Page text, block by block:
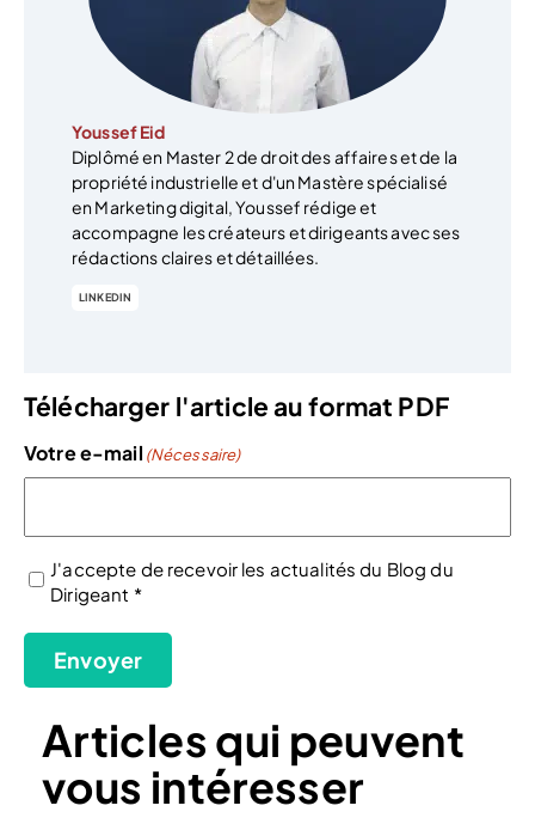
Youssef Eid
Diplômé en Master 2 de droit des affaires et de la
propriété industrielle et d'un Mastère spécialisé
en Marketing digital, Youssef rédige et
accompagne les créateurs et dirigeants avec ses
rédactions claires et détaillées.
LINKEDIN
Télécharger l'article au format PDF
Votre e-mail (Nécessaire)
(Nécessaire)
J'accepte de recevoir les actualités du Blog du
Dirigeant *
Envoyer
Articles qui peuvent
vous intéresser